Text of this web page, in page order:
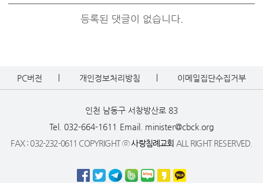
등록된 댓글이 없습니다.
PC버전 개인정보처리방침 이메일집단수집거부
인천 남동구 서창방산로 83
Tel. 032-664-1611 Email. minister@cbck.org
FAX : 032-232-0611 COPYRIGHT ⓒ사랑침례교회 ALL RIGHT RESERVED.